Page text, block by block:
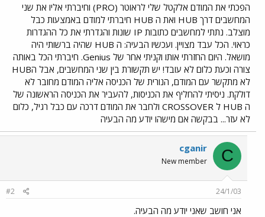
הפכתי את המודם אלקטל שלי לראוטר (PRO) וחיברתי אליו את שני
המחשבים דרך HUB ואת ה HUB חיברתי למודם באמצעות כבל
מוצלב. נתתי למחשבים כתובות IP שונות והגדרתי את כל ההגדרות
כראוי. הכל עבד מצויין. ועכשיו הבעיה: ה HUB שהיה ברשותי היה
מושאל. היום החזרתי אותו וקניתי אחר של Genius. חיברתי הכל באותה
צורה וכעת כלום לא עובד! יש תקשורת בין שני המחשבים, אבל הHUB
לא מתקשר עם המודם, הנורית של הכניסה אליה המודם מחובר לא
דולקת. ניסיתי להחליף את הכניסות, להעביר את הכניסה הראשונה של
ה HUB ל CROSSOVER ולחבר את המודם דרכה עם כבל רגיל, כלום
לא עזר... בבקשה אם מישהו יודע מה הבעיה
C
cganir
New member
24/1/03
#2
אני חושב שאני יודע מה הבעיה.